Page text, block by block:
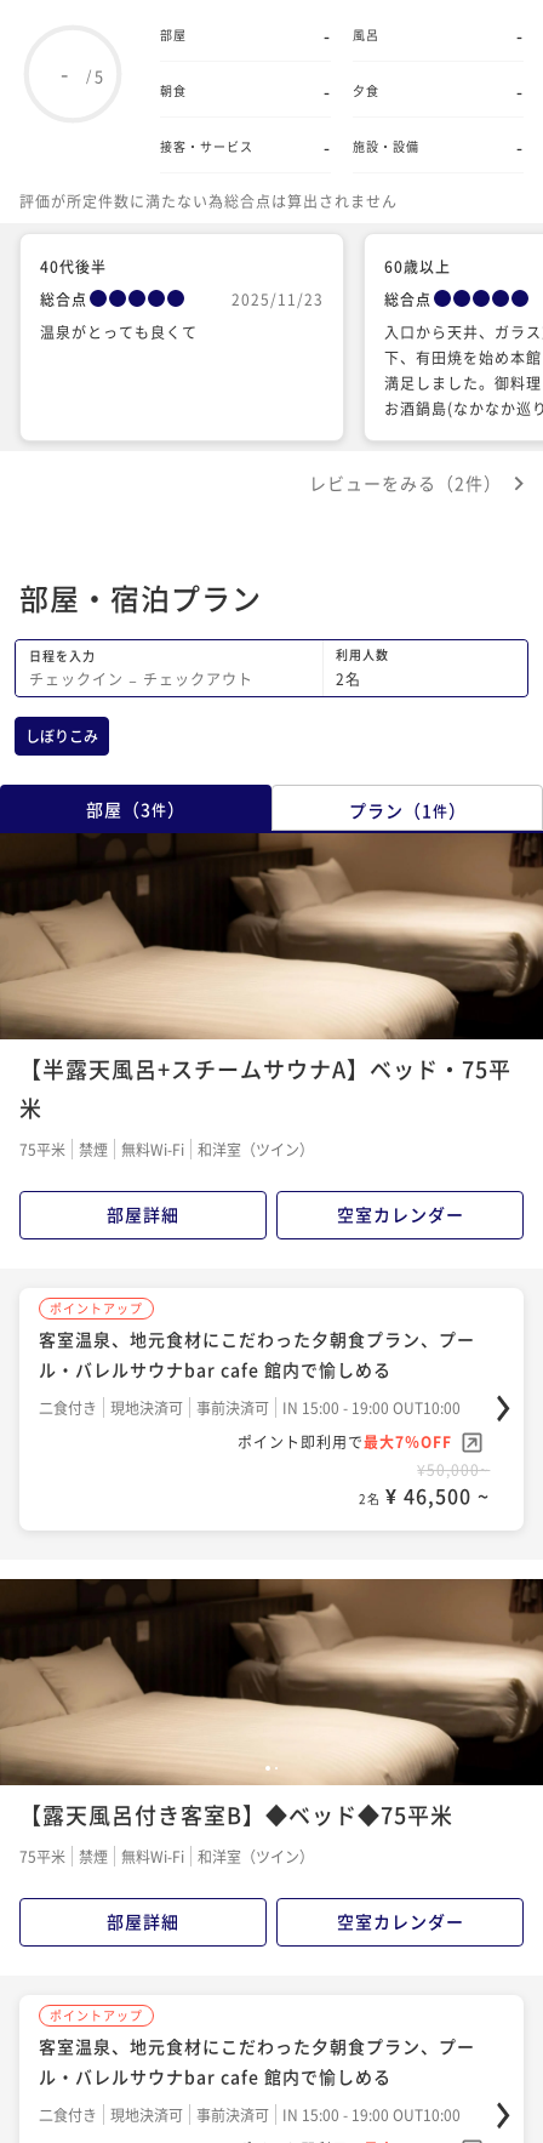
- / 5
部屋 - 風呂 -
朝食 - 夕食 -
接客・サービス - 施設・設備 -
評価が所定件数に満たない為総合点は算出されません
40代後半
総合点
2025/11/23
温泉がとっても良くて
60歳以上
総合点
入口から天井、ガラ
下、有田焼を始め本
満足しました。御料
お酒鍋島(なかなか巡
き、お風呂上がりは
の戸(ドア)が引っ掛
鍵を持っては面倒な
かにしてあると良い
れる感じでしたが、
てたし湯を確認した
めました。温泉宿な
でもトータルで考え
ュリティをもう少し
いなぁと思い記載し
レビューをみる（2件）
部屋・宿泊プラン
日程を入力
チェックイン − チェックアウト
利用人数
2名
しぼりこみ
部屋 （3件） プラン （1 件）
【半露天風呂+スチームサウナA】ベッド・75平
米
75平米 禁煙 無料Wi-Fi 和洋室（ツイン）
部屋詳細 空室カレンダー
ポイントアップ
客室温泉、地元食材にこだわった夕朝食プラン、プー
ル・バレルサウナbar cafe 館内で愉しめる
二食付き 現地決済可 事前決済可
IN 15:00 - 19:00 OUT10:00
ポイント即利用で最大7％OFF
¥50,000~
2名 ¥ 46,500 ~
1 2
【露天風呂付き客室B】◆ベッド◆75平米
75平米 禁煙 無料Wi-Fi 和洋室（ツイン）
部屋詳細 空室カレンダー
ポイントアップ
客室温泉、地元食材にこだわった夕朝食プラン、プー
ル・バレルサウナbar cafe 館内で愉しめる
二食付き 現地決済可 事前決済可
IN 15:00 - 19:00 OUT10:00